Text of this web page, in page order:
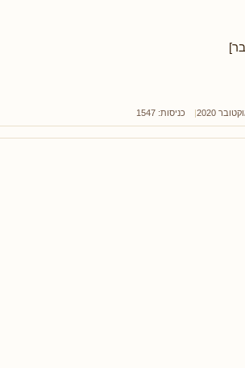
כניסות: 1547